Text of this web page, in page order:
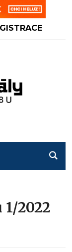
2022